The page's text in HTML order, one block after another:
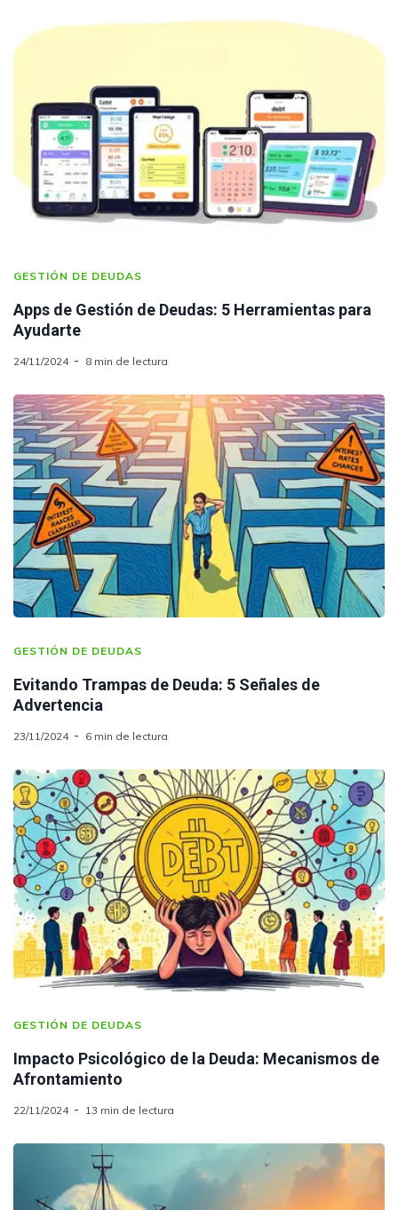
GESTIÓN DE DEUDAS
Apps de Gestión de Deudas: 5 Herramientas para
Ayudarte
24/11/2024 8 min de lectura
GESTIÓN DE DEUDAS
Evitando Trampas de Deuda: 5 Señales de
Advertencia
23/11/2024 6 min de lectura
GESTIÓN DE DEUDAS
Impacto Psicológico de la Deuda: Mecanismos de
Afrontamiento
22/11/2024 13 min de lectura